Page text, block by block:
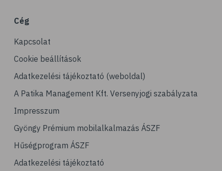
# egészséges étrend
# kenyér
# gabona
Cég
Kapcsolat
Cookie beállítások
Adatkezelési tájékoztató (weboldal)
A Patika Management Kft. Versenyjogi szabályzata
Impresszum
Gyöngy Prémium mobilalkalmazás ÁSZF
Hűségprogram ÁSZF
Adatkezelési tájékoztató